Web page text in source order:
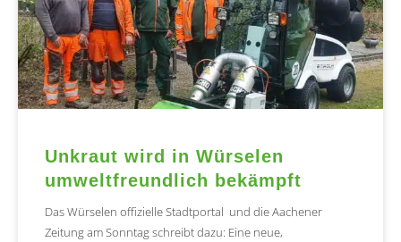
Unkraut wird in Würselen
umweltfreundlich bekämpft
Das Würselen offizielle Stadtportal und die Aachener
Zeitung am Sonntag schreibt dazu: Eine neue,